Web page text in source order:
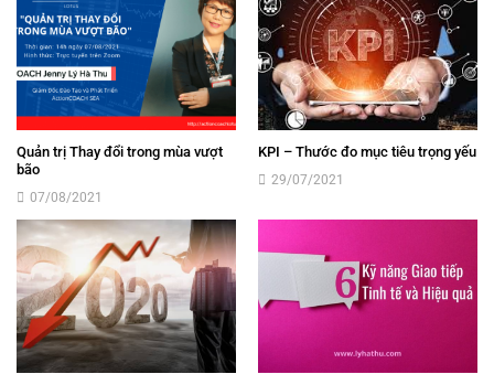
Quản trị Thay đổi trong mùa vượt
bão
07/08/2021
KPI – Thước đo mục tiêu trọng yếu
29/07/2021